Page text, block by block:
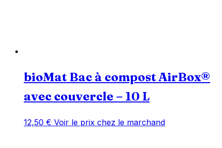
bioMat Bac à compost AirBox®
avec couvercle – 10 L
12,50 € Voir le prix chez le marchand